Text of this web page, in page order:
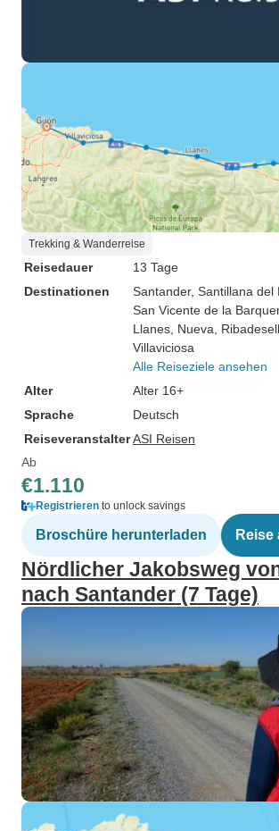
Trekking & Wanderreise
Reisedauer
13 Tage
Destinationen
Santander, Santillana del
San Vicente de la
Llanes , Nueva ,
Villaviciosa
Alle Reiseziele ansehen
Alter
Alter 16+
Sprache
Deutsch
ReiseveranstalterASI Reisen
Ab
€1.110
Registrieren to unlock savings
Broschüre herunterladen Reise
Nördlicher Jakobsweg
nach Santander (7 Tage)